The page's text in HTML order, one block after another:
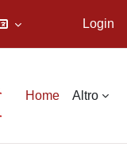
Login
Home Altro